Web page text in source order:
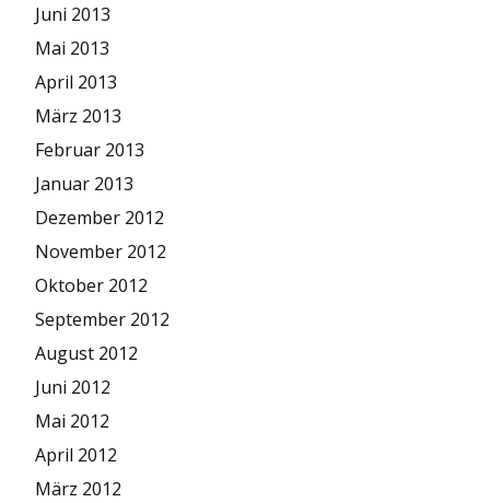
Juni 2013
Mai 2013
April 2013
März 2013
Februar 2013
Januar 2013
Dezember 2012
November 2012
Oktober 2012
September 2012
August 2012
Juni 2012
Mai 2012
April 2012
März 2012